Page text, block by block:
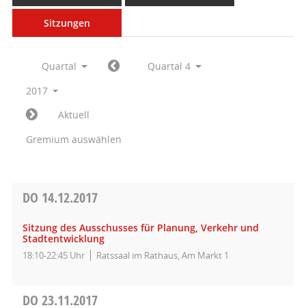
Sitzungen
Quartal
Quartal 4
2017
Aktuell
Gremium auswählen
DO 14.12.2017
Sitzung des Ausschusses für Planung, Verkehr und
Stadtentwicklung
18:10-22:45 Uhr Ratssaal im Rathaus, Am Markt 1
DO 23.11.2017